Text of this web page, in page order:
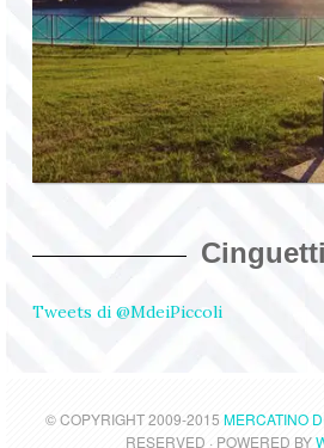
Tweets di @MdeiPiccoli
© COPYRIGHT 2009-2015 MERCATINO
RESERVED · POWERED BY